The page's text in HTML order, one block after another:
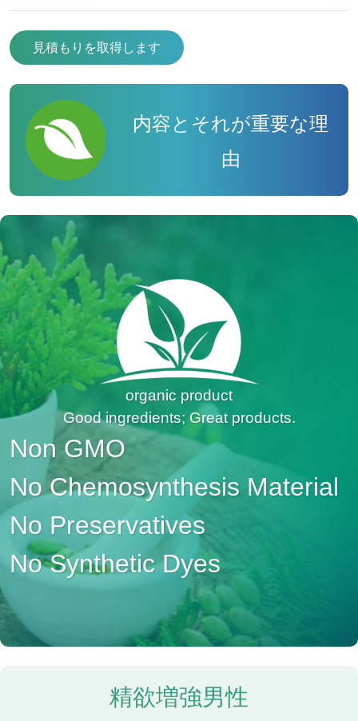
見積もりを取得します
内容とそれが重要な理
由
organic product
Good ingredients; Great products.
Non GMO
No Chemosynthesis Material
No Preservatives
No Synthetic Dyes
精欲増強男性